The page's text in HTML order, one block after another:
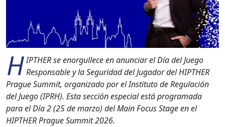
HIPTHER se enorgul­lece en anun­ciar el Día del Juego
Respon­s­able y la Seguri­dad del Jugador del HIPTHER
Prague Sum­mit, orga­ni­za­do por el Insti­tu­to de Reg­u­lación
del Juego (IPRH). Esta sec­ción espe­cial está pro­gra­ma­da
para el Día 2 (25 de mar­zo) del Main Focus Stage en el
HIPTHER Prague Sum­mit 2026.